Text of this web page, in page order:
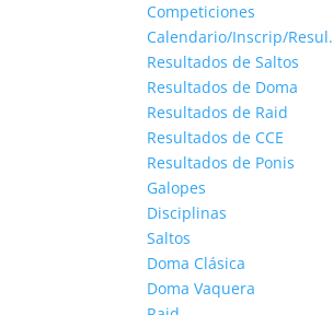
Competiciones
Calendario/Inscrip/Resul.
Resultados de Saltos
Resultados de Doma
Resultados de Raid
Resultados de CCE
Resultados de Ponis
Galopes
Disciplinas
Saltos
Doma Clásica
Doma Vaquera